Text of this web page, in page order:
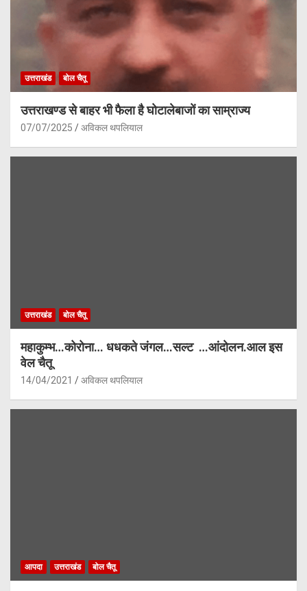
उत्तराखंड बोल चैतू
उत्तराखण्ड से बाहर भी फैला है घोटालेबाजों का साम्राज्य
07/07/2025 अविकल थपलियाल
उत्तराखंड बोल चैतू
महाकुम्भ…कोरोना… धधकते जंगल…सल्ट …आंदोलन.आल इस
वेल चैतू
14/04/2021 अविकल थपलियाल
आपदा उत्तराखंड बोल चैतू